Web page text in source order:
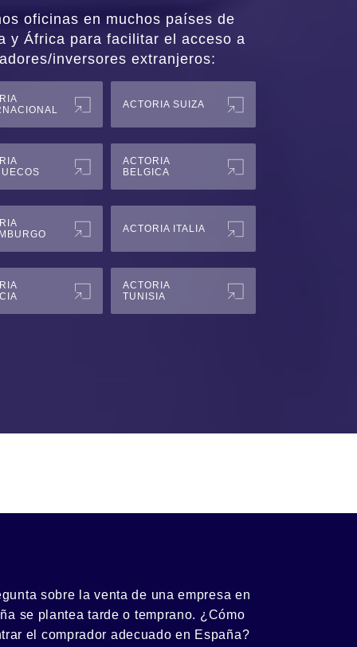
oficinas en muchos países de
y África para facilitar el acceso a
inversores extranjeros:
ACTORIA SUIZA
ACTORIA
BELGICA
ACTORIA ITALIA
ACTORIA
TUNISIA
sobre la venta de unaempresa en
se plantea tarde o temprano. ¿Cómo
el comprador adecuado en España?